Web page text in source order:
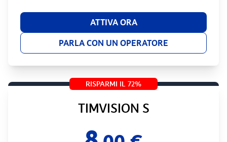
ATTIVA ORA
PARLA CON UN OPERATORE
RISPARMI IL 72%
TIMVISION S